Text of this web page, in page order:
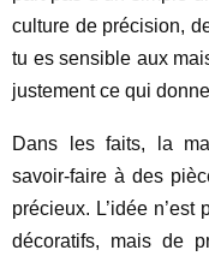
culture de précision,
tu es sensible aux
justement ce qui
Dans les faits, la
savoir-faire à des
précieux. L’idée
décoratifs, mais de